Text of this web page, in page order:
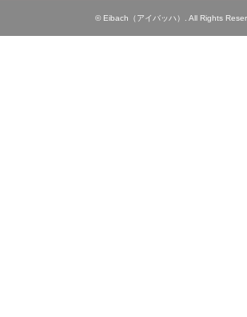
© Eibach（アイバッハ） . All Rights